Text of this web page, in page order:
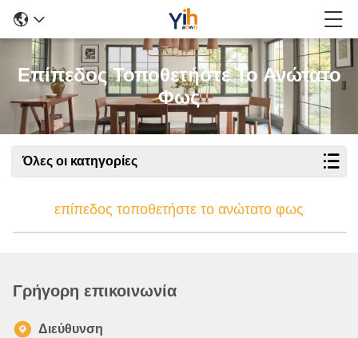
Επίπεδος Τοποθετήστε Το Ανώτατο
Φως
Όλες οι κατηγορίες
επίπεδος τοποθετήστε το ανώτατο φως
Γρήγορη επικοινωνία
Διεύθυνση